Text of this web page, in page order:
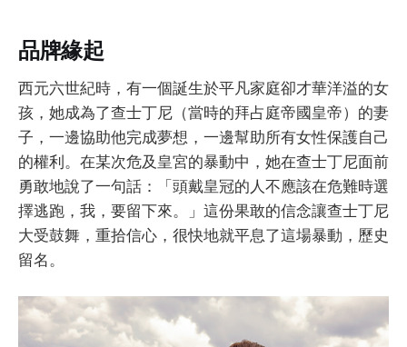
品牌緣起
西元六世紀時，有一個誕生於平凡家庭卻才華洋溢的女
孩，她成為了查士丁尼（當時的拜占庭帝國皇帝）的妻
子，一邊協助他完成夢想，一邊幫助所有女性保護自己
的權利。在某次危及皇宮的暴動中，她在查士丁尼面前
勇敢地說了一句話：「頭戴皇冠的人不應該在危難時選
擇逃跑，我，要留下來。」這份果敢的信念讓查士丁尼
大受鼓舞，重拾信心，很快地就平息了這場暴動，歷史
留名。